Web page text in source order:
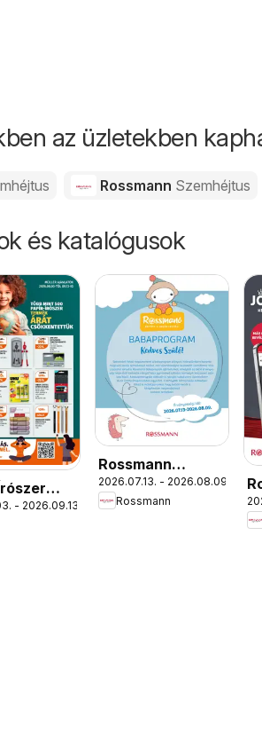
az üzletekben
Rossmann Szemhéjtus
és katalógusok
- 2026.09.13.
Rossmann
Babaprogram
2026.07.13. - 2026.08.09.
Rossmann